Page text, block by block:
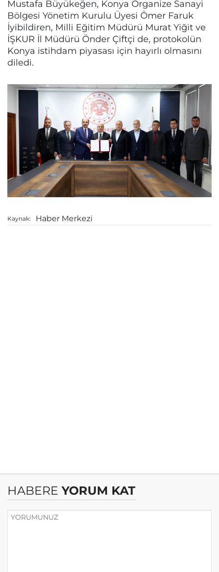
Mustafa Büyükeğen, Konya Organize Sanayi
Bölgesi Yönetim Kurulu Üyesi Ömer Faruk
İyibildiren, Milli Eğitim Müdürü Murat Yiğit ve
İŞKUR İl Müdürü Önder Çiftçi de, protokolün
Konya istihdam piyasası için hayırlı olmasını
diledi.
Kaynak: Haber Merkezi
HABERE YORUM KAT